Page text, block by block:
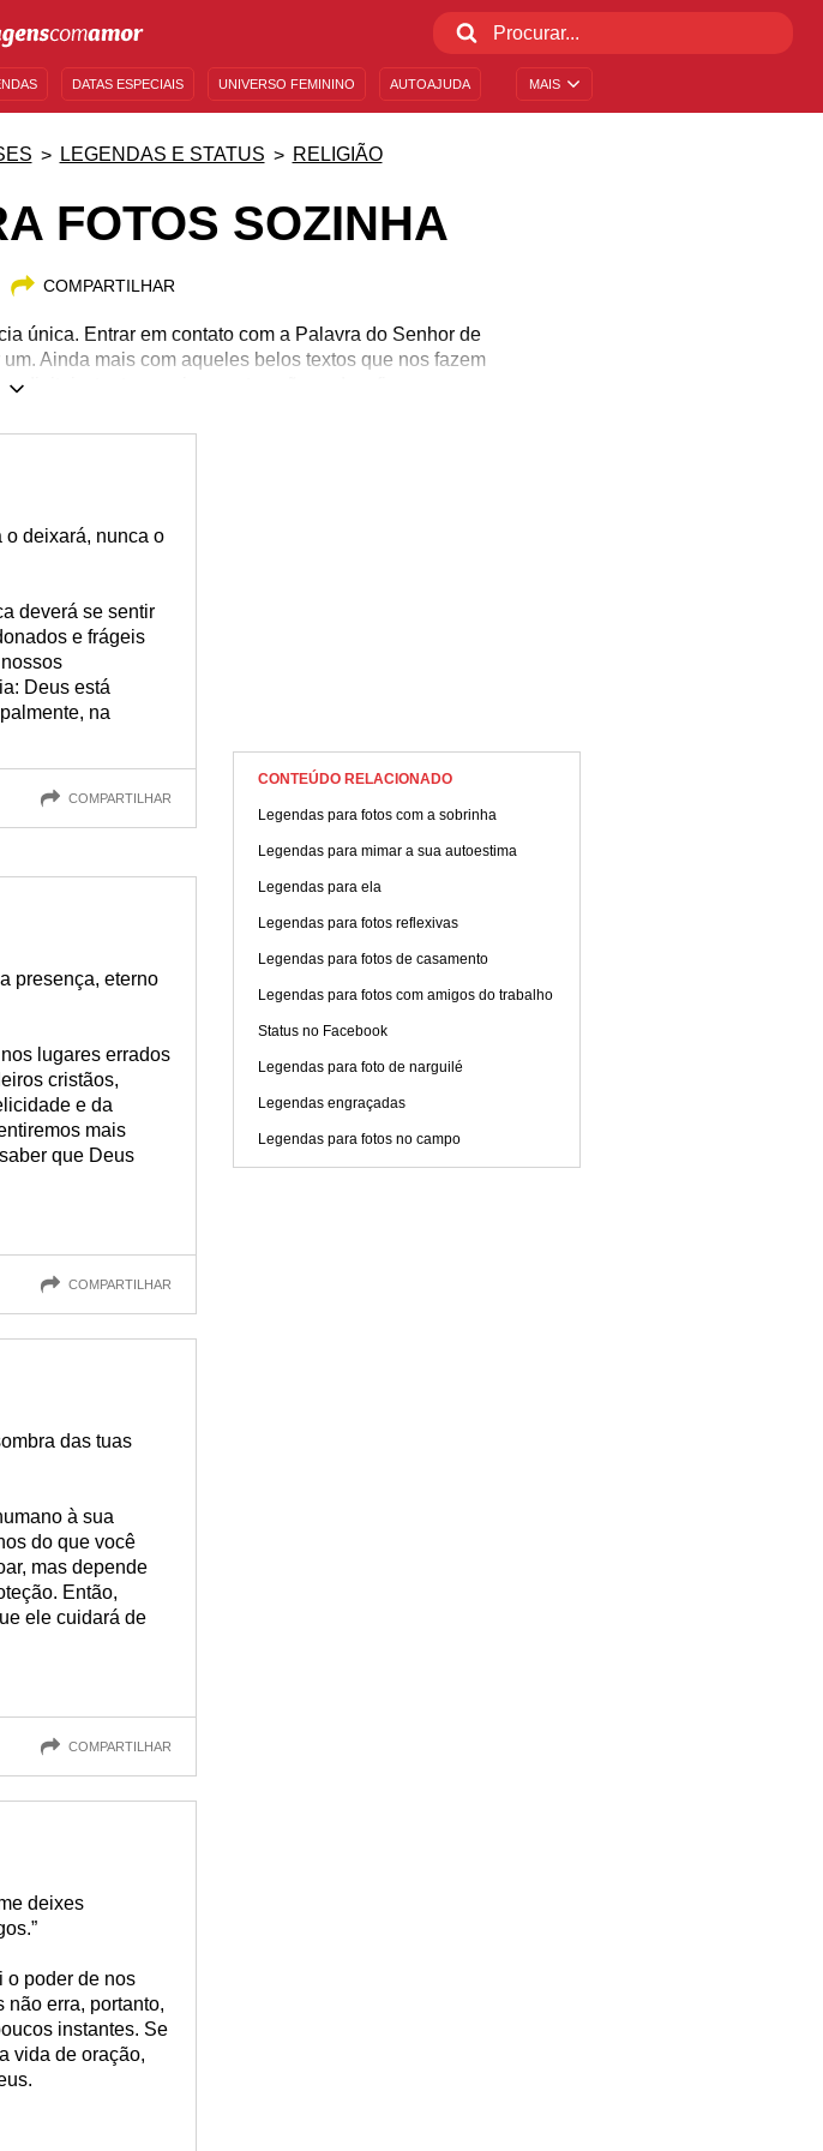
MAIS
DATAS ESPECIAIS UNIVERSO FEMININO AUTOAJUDA
LEGENDAS E STATUS RELIGIÃO
FOTOS SOZINHA
COMPARTILHAR
única. Entrar em contato com a Palavra do Senhor de
Ainda mais com aqueles belos textos que nos fazem
digitais, tantos ensinamentos não podem ficar apenas
lindo? Quais as frases mais lindas da Bíblia? O MCA
fotos sozinha. Pare com as dúvidas e compartilhe!
o deixará, nunca o
deverá se sentir
e frágeis
Deus está
na
COMPARTILHAR
presença, eterno
lugares errados
cristãos,
e da
mais
que Deus
COMPARTILHAR
das tuas
à sua
do que você
mas depende
Então,
ele cuidará de
COMPARTILHAR
deixes
o poder de nos
não erra, portanto,
instantes. Se
vida de oração,
CONTEÚDO RELACIONADO
Legendas para fotos com a sobrinha
Legendas para mimar a sua autoestima
Legendas para ela
Legendas para fotos reflexivas
Legendas para fotos de casamento
Legendas para fotos com amigos do trabalho
Status no Facebook
Legendas para foto de narguilé
Legendas engraçadas
Legendas para fotos no campo